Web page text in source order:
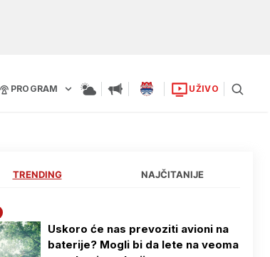
PROGRAM UŽIVO
TRENDING NAJČITANIJE
Uskoro će nas prevoziti avioni na
baterije? Mogli bi da lete na veoma